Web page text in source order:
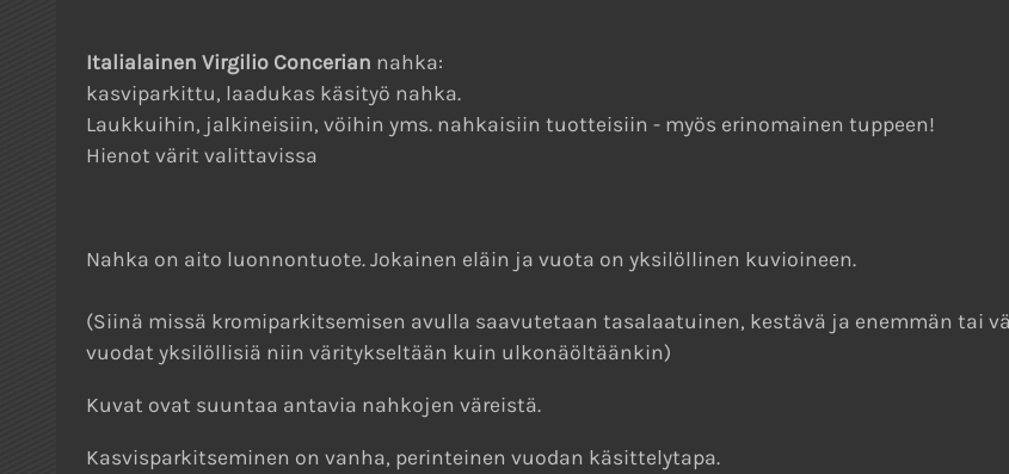
Italialainen Virgilio Concerian nahka:
kasviparkittu, laadukas käsityö nahka.
Laukkuihin, jalkineisiin, vöihin yms. nahkaisiin tuotteisiin - myös erinomainen tuppeen!
Hienot värit valittavissa
Nahka on aito luonnontuote. Jokainen eläin ja vuota on yksilöllinen kuvioineen.
(Siinä missä kromiparkitsemisen avulla saavutetaan tasalaatuinen, kestävä ja enemmän tai
vuodat yksilöllisiä niin väritykseltään kuin ulkonäöltäänkin)
Kuvat ovat suuntaa antavia nahkojen väreistä.
Kasvisparkitseminen on vanha, perinteinen vuodan käsittelytapa.